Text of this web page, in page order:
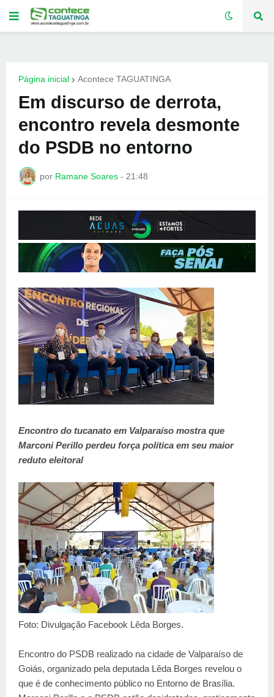
Página inicial Acontece TAGUATINGA
Em discurso de derrota,
encontro revela desmonte
do PSDB no entorno
por Ramane Soares - 21:48
Encontro do tucanato em Valparaíso mostra que
Marconi Perillo perdeu força política em seu maior
reduto eleitoral
Foto: Divulgação Facebook Lêda Borges.
Encontro do PSDB realizado na cidade de Valparaíso de
Goiás, organizado pela deputada Lêda Borges revelou o
que é de conhecimento público no Entorno de Brasília.